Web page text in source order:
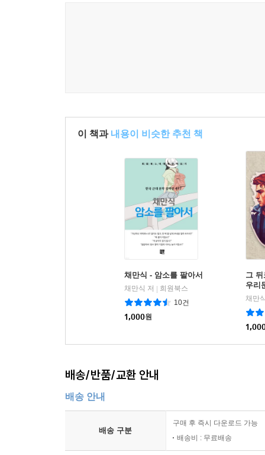
이 책과 내용이 비슷한 추천 책
채만식 - 암소를 팔아서
채만식 저
희원북스
10건
1,000원
그
우리
채만
배송/반품/교환 안내
배송 안내
배송 구분
구매 후 즉시 다운로드 가능
배송비 : 무료배송